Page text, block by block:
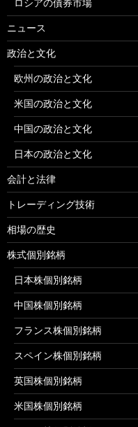
ロシアの債券市場
ニュース
政治と文化
欧州の政治と文化
米国の政治と文化
中国の政治と文化
日本の政治と文化
会計と法律
トレーディング技術
相場の歴史
株式個別銘柄
日本株個別銘柄
中国株個別銘柄
フランス株個別銘柄
スペイン株個別銘柄
英国株個別銘柄
米国株個別銘柄